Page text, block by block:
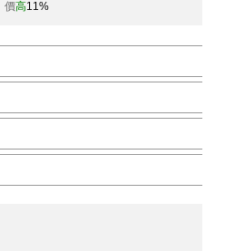
價高11%